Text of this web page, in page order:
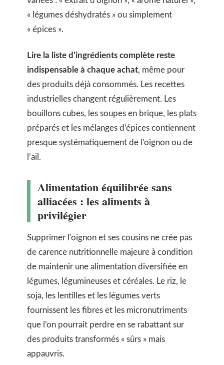
« légumes déshydratés » ou simplement
« épices ».
Lire la liste d’ingrédients complète reste
indispensable à chaque achat, même pour
des produits déjà consommés. Les recettes
industrielles changent régulièrement. Les
bouillons cubes, les soupes en brique, les plats
préparés et les mélanges d’épices contiennent
presque systématiquement de l’oignon ou de
l’ail.
Alimentation équilibrée sans
alliacées : les aliments à
privilégier
Supprimer l’oignon et ses cousins ne crée pas
de carence nutritionnelle majeure à condition
de maintenir une alimentation diversifiée en
légumes, légumineuses et céréales. Le riz, le
soja, les lentilles et les légumes verts
fournissent les fibres et les micronutriments
que l’on pourrait perdre en se rabattant sur
des produits transformés « sûrs » mais
appauvris.